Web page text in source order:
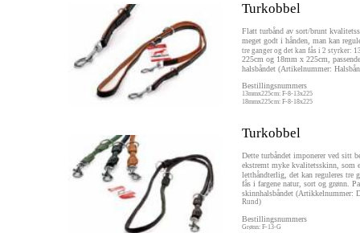
Turkobbel
Flatt turbånd av sort/brunt
meget godt i hånden, man kan
tre ganger og det kan fås i 2 styrker:
225cm og 18mm x 225cm,
halsbåndet (Artikelnummer:
Bestillingsnummers
13mmx225cm: F-8-13x225
18mmx225cm: F-8-18x225
Turkobbel
Dette turbåndet imponerer ved sitt
ekstremt myke kvalitetsskinn, som
letthåndterlig, det kan reguleres tre
fås i fargene natur, sort og grønn.
skinnhalsbåndet (Artikkelnummer:
Rund)
Bestillingsnummers
Grønn: F-13-G